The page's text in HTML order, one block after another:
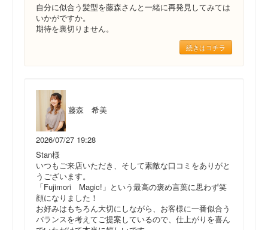
自分に似合う髪型を藤森さんと一緒に再発見してみては
いかがですか。
期待を裏切りません。
続きはコチラ
藤森 希美
2026/07/27 19:28
Stan様
いつもご来店いただき、そして素敵な口コミをありがと
うございます。
「Fujimori Magic!」という最高の褒め言葉に思わず笑
顔になりました！
お好みはもちろん大切にしながら、お客様に一番似合う
バランスを考えてご提案しているので、仕上がりを喜ん